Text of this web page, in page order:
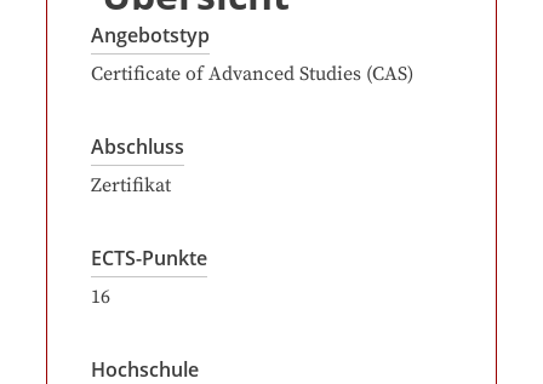
Angebotstyp
Certificate of Advanced Studies (CAS)
Abschluss
Zertifikat
ECTS-Punkte
16
Hochschule